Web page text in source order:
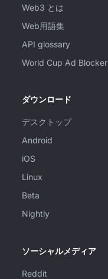
Web3 とは
Web用語集
API glossary
World Cup Ad Blocker
ダウンロード
デスクトップ
Android
iOS
Linux
Beta
Nightly
ソーシャルメディア
Reddit